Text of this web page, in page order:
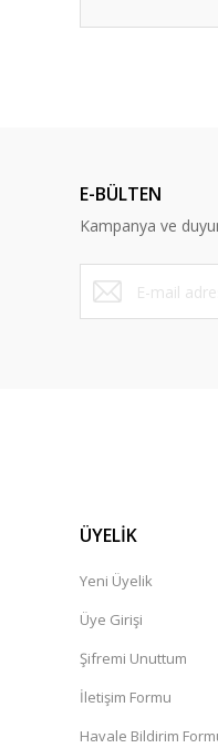
Ürün
Ürün fiyatı
Bu ürüne
E-BÜLTEN
Kampanya ve
ÜYELİK
Yeni Üyelik
Üye Girişi
Şifremi Unuttum
İletişim Formu
Havale Bildirim